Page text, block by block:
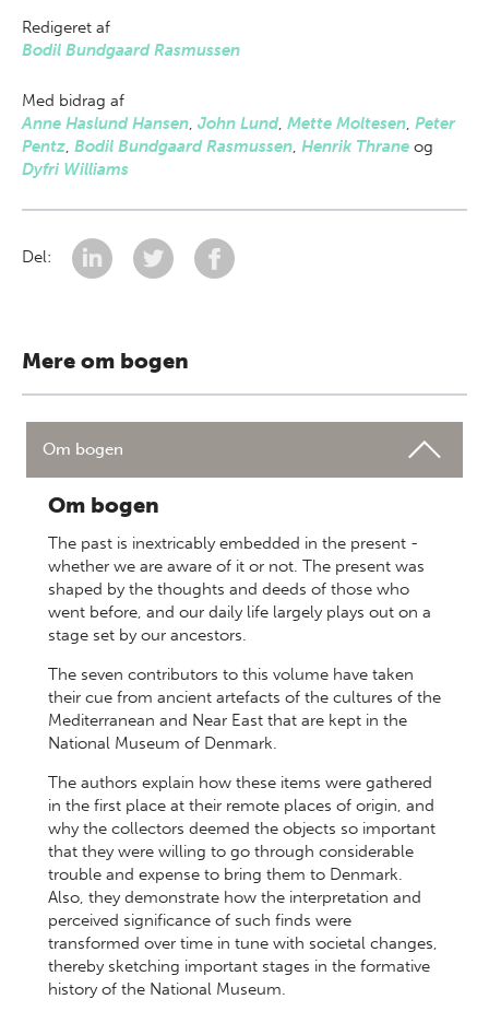
Redigeret af
Bodil Bundgaard Rasmussen
Med bidrag af
Anne Haslund Hansen, John Lund, Mette Moltesen, Peter
Pentz, Bodil Bundgaard Rasmussen, Henrik Thrane og
Dyfri Williams
Del:
Mere om bogen
Om bogen
Om bogen
The past is inextricably embedded in the present -
whether we are aware of it or not. The present was
shaped by the thoughts and deeds of those who
went before, and our daily life largely plays out on a
stage set by our ancestors.
The seven contributors to this volume have taken
their cue from ancient artefacts of the cultures of the
Mediterranean and Near East that are kept in the
National Museum of Denmark.
The authors explain how these items were gathered
in the first place at their remote places of origin, and
why the collectors deemed the objects so important
that they were willing to go through considerable
trouble and expense to bring them to Denmark.
Also, they demonstrate how the interpretation and
perceived significance of such finds were
transformed over time in tune with societal changes,
thereby sketching important stages in the formative
history of the National Museum.